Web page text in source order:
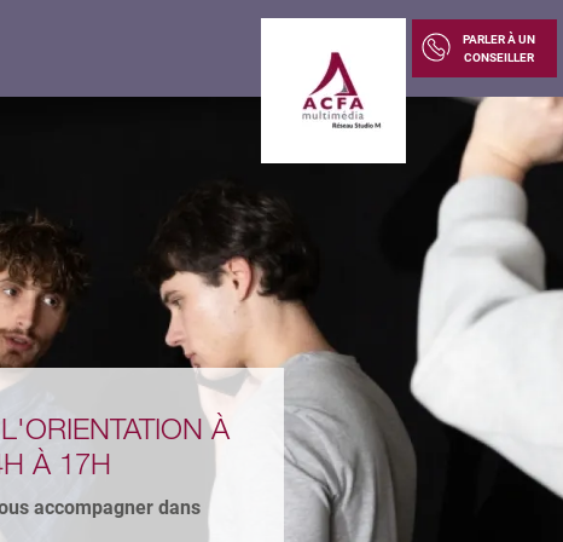
PARLER À UN
CONSEILLER
?
MÉTIER ?
le Bachelor
pour toi